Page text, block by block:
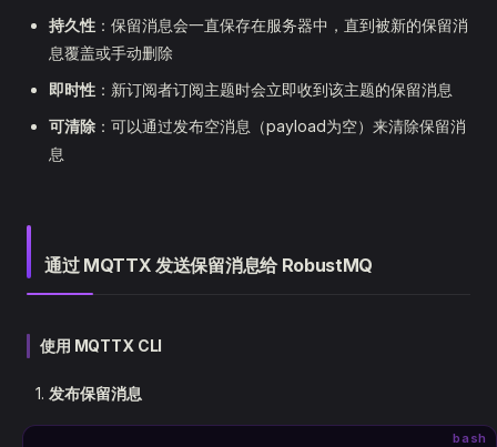
持久性 ：保留消息会一直保存在服务器中，直到被新的保留消
息覆盖或手动删除
即时性 ：新订阅者订阅主题时会立即收到该主题的保留消息
可清除 ：可以通过发布空消息（payload为空）来清除保留消
息
通过 MQTTX 发送保留消息给 RobustMQ
使用 MQTTX CLI
发布保留消息
bash